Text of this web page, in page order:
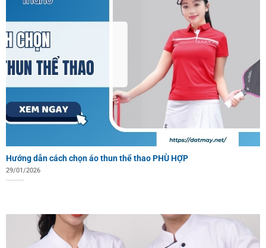
Hướng dẫn cách chọn áo thun thể thao PHÙ HỢP
29/01/2026